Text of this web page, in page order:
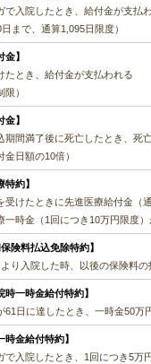
で入院したとき、給付金が支払
日まで、通算1,095日限度）
金】
たとき、給付金が支払われる
限）
金】
期間満了後に死亡したとき、死
金日額の10倍）
特約】
受けたときに先進医療給付金（
一時金（1回につき10万円限度
保険料払込免除特約】
り入院した時、以後の保険料
時一時金給付特約】
61日に達したとき、一時金50万
時金給付特約】
で入院したとき、1回につき5万